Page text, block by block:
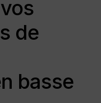
de
basse